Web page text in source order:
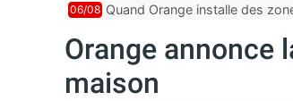
06/08 Quand Orange installe des
Orange annonce
maison